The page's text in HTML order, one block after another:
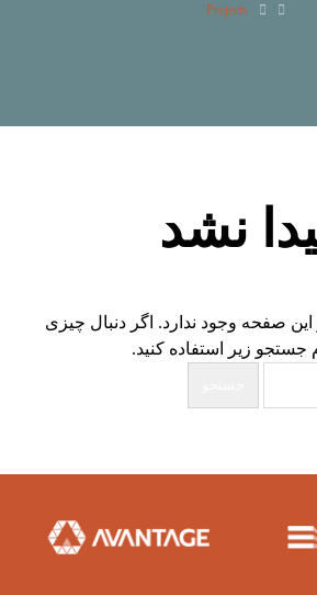
Projects
نشد
این صفحه وجود ندارد. اگر دنبال چیزی
جستجو زیر استفاده کنید.